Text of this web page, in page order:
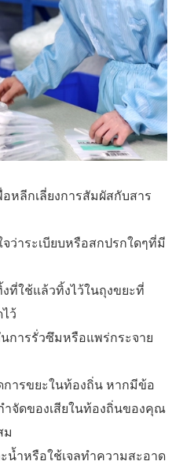
หลีกเลี่ยงการสัมผัสกับสาร
ว่าระเบียบหรือสกปรกใดๆที่มี
ที่ใช้แล้วทิ้งไว้ในถุงขยะที่
ว้
การรั่วซึมหรือแพร่กระจาย
การขยะในท้องถิ่น หากมีข้อ
ำจัดของเสียในท้องถิ่นของคุณ
ม
น้ำหรือใช้เจลทำความสะอาด